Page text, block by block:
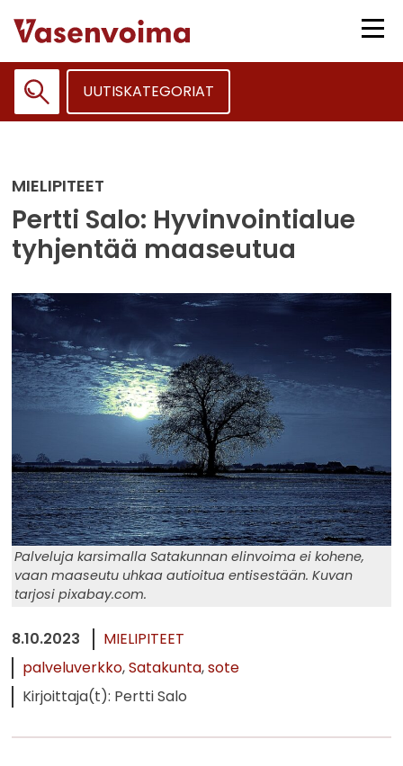
sisältöön
UUTISKATEGORIAT
MIELIPITEET
Pertti Salo: Hyvinvointialue
tyhjentää maaseutua
Palveluja karsimalla Satakunnan elinvoima ei kohene,
vaan maaseutu uhkaa autioitua entisestään. Kuvan
tarjosi pixabay.com.
8.10.2023
MIELIPITEET
palveluverkko Satakunta sote
Kirjoittaja(t): Pertti Salo